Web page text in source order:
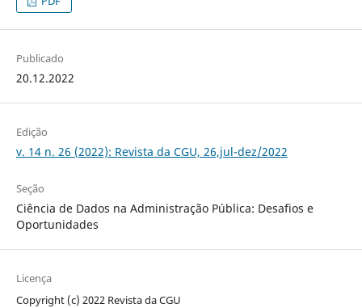
Publicado
20.12.2022
Edição
v. 14 n. 26 (2022): Revista da CGU, 26,jul-dez/2022
Seção
Ciência de Dados na Administração Pública: Desafios e
Oportunidades
Licença
Copyright (c) 2022 Revista da CGU